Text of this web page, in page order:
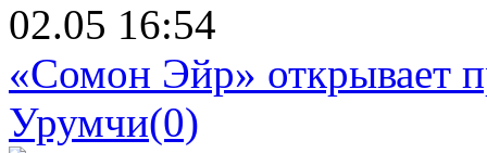
02.05 16:54
«Сомон Эйр» открывает
Урумчи(0)